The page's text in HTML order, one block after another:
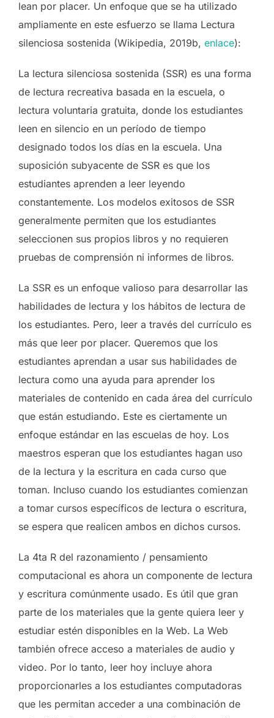
lean por placer. Un enfoque que se ha utilizado
ampliamente en este esfuerzo se llama Lectura
silenciosa sostenida (Wikipedia, 2019b, enlace):
La lectura silenciosa sostenida (SSR) es una forma
de lectura recreativa basada en la escuela, o
lectura voluntaria gratuita, donde los estudiantes
leen en silencio en un período de tiempo
designado todos los días en la escuela. Una
suposición subyacente de SSR es que los
estudiantes aprenden a leer leyendo
constantemente. Los modelos exitosos de SSR
generalmente permiten que los estudiantes
seleccionen sus propios libros y no requieren
pruebas de comprensión ni informes de libros.
La SSR es un enfoque valioso para desarrollar las
habilidades de lectura y los hábitos de lectura de
los estudiantes. Pero, leer a través del currículo es
más que leer por placer. Queremos que los
estudiantes aprendan a usar sus habilidades de
lectura como una ayuda para aprender los
materiales de contenido en cada área del currículo
que están estudiando. Este es ciertamente un
enfoque estándar en las escuelas de hoy. Los
maestros esperan que los estudiantes hagan uso
de la lectura y la escritura en cada curso que
toman. Incluso cuando los estudiantes comienzan
a tomar cursos específicos de lectura o escritura,
se espera que realicen ambos en dichos cursos.
La 4ta R del razonamiento / pensamiento
computacional es ahora un componente de lectura
y escritura comúnmente usado. Es útil que gran
parte de los materiales que la gente quiera leer y
estudiar estén disponibles en la Web. La Web
también ofrece acceso a materiales de audio y
video. Por lo tanto, leer hoy incluye ahora
proporcionarles a los estudiantes computadoras
que les permitan acceder a una combinación de